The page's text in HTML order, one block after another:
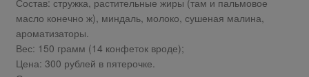
масло конечно ж), миндаль, молоко, сушеная малина,
ароматизаторы.
Вес: 150 грамм (14 конфеток вроде);
Цена: 300 рублей в пятерочке.